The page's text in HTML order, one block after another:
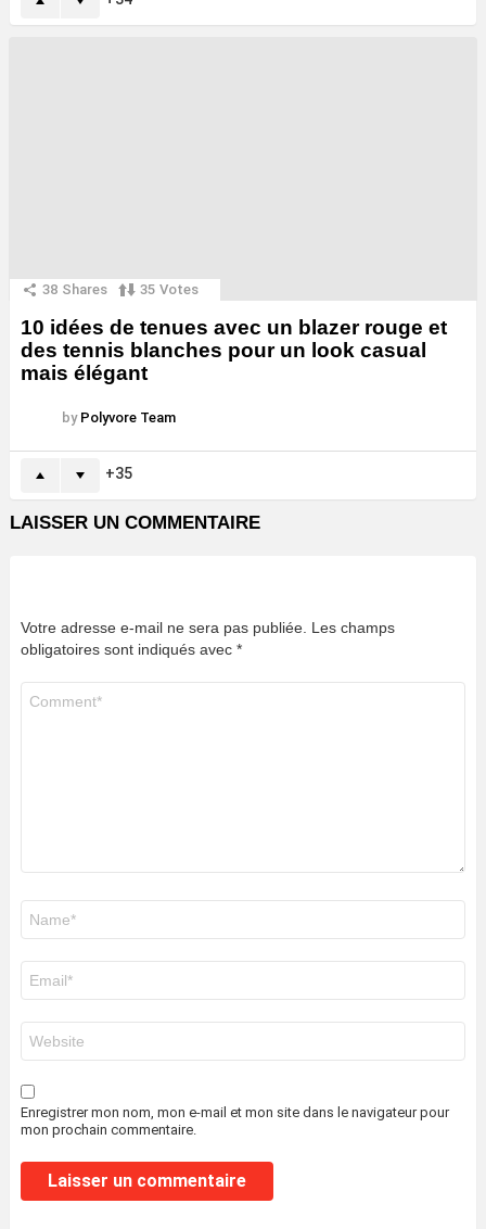
38 Shares 35 Votes
10 idées de tenues avec un blazer rouge et
des tennis blanches pour un look casual
mais élégant
by Polyvore Team
35
LAISSER UN COMMENTAIRE
Votre adresse e-mail ne sera pas publiée. Les champs
obligatoires sont indiqués avec *
mail
*
web
Enregistrer mon nom, mon e-mail et mon site dans le navigateur pour
mon prochain commentaire.